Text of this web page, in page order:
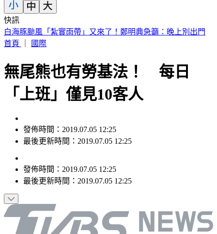
快訊
別只看台積電！ 外媒點名「2檔AI設備股」快上車
首頁
國際
無尾熊也有勞基法！ 每日
「上班」僅見10客人
發佈時間：2019.07.05 12:25
最後更新時間：2019.07.05 12:25
發佈時間： 2019.07.05 12:25
最後更新時間： 2019.07.05 12:25